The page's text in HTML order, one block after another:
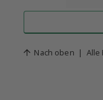
Nach oben | Alle